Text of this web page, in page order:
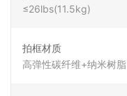
≤26lbs(11.5kg)
拍框材质
高弹性碳纤维+纳米树脂